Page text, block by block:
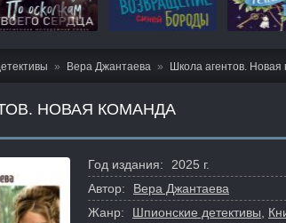
Вера Джантаева Школа агентов. Новая
НОВАЯ КОМАНДА
Год издания:
2025 г.
Автор:
Вера Джантаева
Жанр:
Шпионские детективы